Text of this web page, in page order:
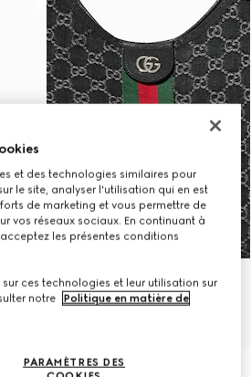
et des technologies similaires pour
le site, analyser l'utilisation qui en est
de marketing et vous permettre de
vos réseaux sociaux. En continuant à
les présentes conditions
ces technologies et leur utilisation sur
notre
Politique en matière de
PARAMÈTRES DES